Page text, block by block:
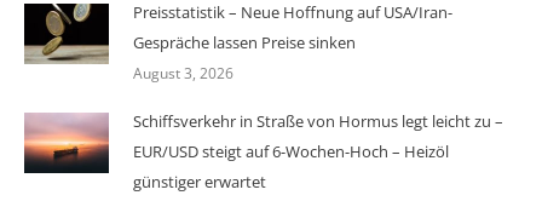
Preisstatistik – Neue Hoffnung auf USA/Iran-
Gespräche lassen Preise sinken
August 3, 2026
Schiffsverkehr in Straße von Hormus legt leicht zu –
EUR/USD steigt auf 6-Wochen-Hoch – Heizöl
günstiger erwartet